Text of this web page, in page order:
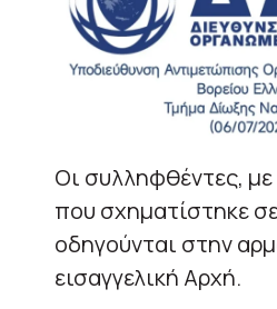
Οι συλληφθέντες,
που σχηματίστηκε
οδηγούνται στην
εισαγγελική Αρχή.